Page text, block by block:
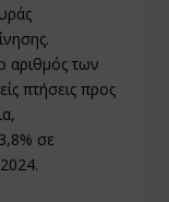
αριθμός των
πτήσεις προς
σε